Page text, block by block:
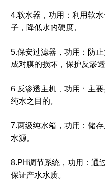
4.软水器，功用：利用软
子，降低水的硬度。
5.保安过滤器，功用：防
成对膜的损坏，保护反渗透
6.反渗透主机，功用：主
纯水之目的。
7.两级纯水箱，功用：储
水源。
8.PH调节系统，功用：通
保证产水水质。